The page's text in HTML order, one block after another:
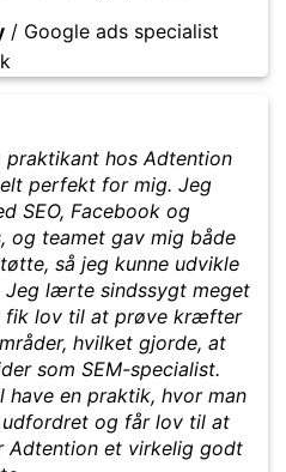
/ Google ads specialist
praktikant hos Adtention
perfekt for mig. Jeg
SEO, Facebook og
og teamet gav mig både
så jeg kunne udvikle
Jeg lærte sindssygt meget
fik lov til at prøve kræfter
hvilket gjorde, at
som SEM-specialist.
have en praktik, hvor man
og får lov til at
Adtention et virkelig godt